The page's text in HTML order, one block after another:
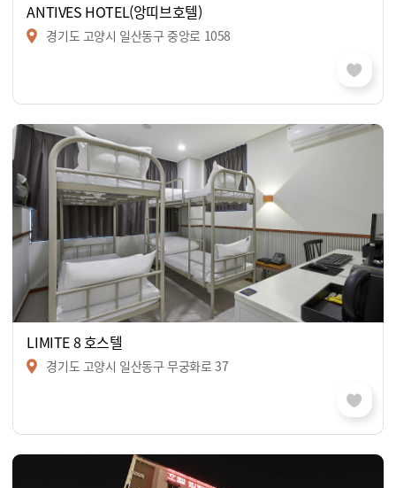
ANTIVES HOTEL(앙띠브호텔)
경기도 고양시 일산동구 중앙로 1058
LIMITE 8 호스텔
경기도 고양시 일산동구 무궁화로 37